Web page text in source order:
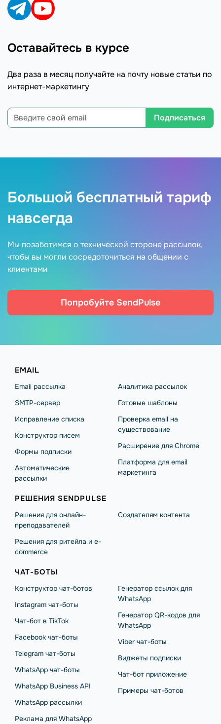
Оставайтесь в курсе
Два раза в месяц получайте на почту новые статьи по
интернет-маркетингу
Подписаться
Большой бесплатный тариф
навсегда
Мы позаботимся о технической стороне рассылок,
чтобы вы могли сосредоточиться на общении с
клиентами
Попробуйте SendPulse
EMAIL
Email рассылка
SMTP-сервер
Исправление списка
Конструктор писем
Формы подписки
Автоматические
рассылки
Аналитика рассылок
Готовые шаблоны
Проверка email на
существование
Расширение для Chrome
Платформа для email
маркетинга
РЕШЕНИЯ SENDPULSE
Решения для онлайн-
преподавателей
Решения для ритейла и e-
commerce
Создателям контента
ЧАТ-БОТЫ
Конструктор чат-ботов
Instagram чат-боты
Чат-бот в TikTok
Facebook чат-боты
Telegram чат-боты
WhatsApp чат-боты
WhatsApp Business API
WhatsApp рассылки
Реклама для WhatsApp
Генератор ссылок для
WhatsApp
Генератор QR-кодов для
WhatsApp
Viber чат-боты
Виджеты подписки
Чат-бот приложение
Примеры чат-ботов